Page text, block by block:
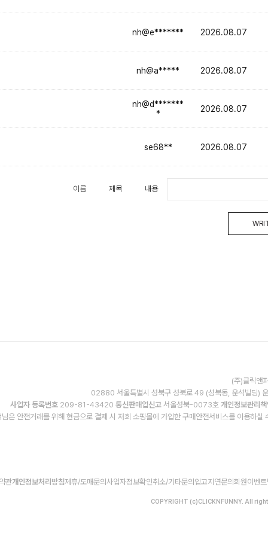
nh@e******* 2026.08.07
nh@a***** 2026.08.07
nh@d*******
*
2026.08.07
se68** 2026.08.07
이름 제목 내용
(주)클릭앤
02880 서울특별시 성북구 성북로 49 (성북동, 운석빌딩)
사업자 등록번호 209-81-43420 통신판매업신고 서울성북-0073호 개인정보관리
님은 안전거래를 위해 현금으로 결제 시 저희 소핑몰에 가입한 구매안전서비스를 이용하실
관개인정보처리방침제휴/도매문의 사업자정보확인취소/기타문의 입고지연문의 회원이벤트
COPYRIGHT (c)CLICKNFUNNY. All